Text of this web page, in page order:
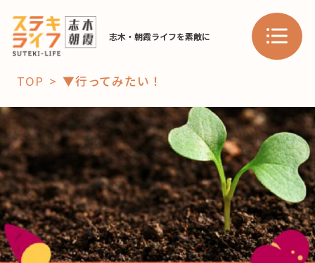
志木・朝霞ライフを素敵に
「コト」
子育て
暮らし
おすすめ
スポット 学び・教育
TOP ▼行ってみたい！